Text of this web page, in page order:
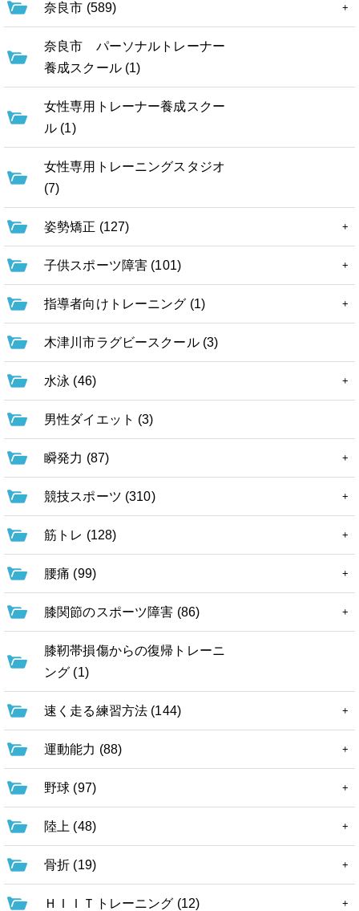
奈良市 (589)
奈良市 パーソナルトレーナー
養成スクール (1)
女性専用トレーナー養成スクー
ル (1)
女性専用トレーニングスタジオ
(7)
姿勢矯正 (127)
子供スポーツ障害 (101)
指導者向けトレーニング (1)
木津川市ラグビースクール (3)
水泳 (46)
男性ダイエット (3)
瞬発力 (87)
競技スポーツ (310)
筋トレ (128)
腰痛 (99)
膝関節のスポーツ障害 (86)
膝靭帯損傷からの復帰トレーニ
ング (1)
速く走る練習方法 (144)
運動能力 (88)
野球 (97)
陸上 (48)
骨折 (19)
ＨＩＩＴトレーニング (12)